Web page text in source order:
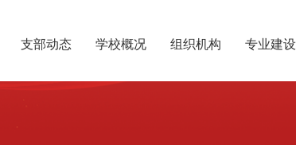
支部动态 学校概况 组织机构 专业建设